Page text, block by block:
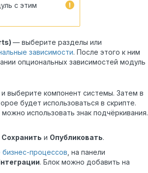
с этим
— выберите разделы или
зависимости. После этого к ним
опциональных зависимостей модуль
и выберите компонент системы. Затем в
будет использоваться в скрипте.
использовать знак подчёркивания.
Сохранить и Опубликовать.
бизнес-процессов , на панели
. Блок можно добавить на